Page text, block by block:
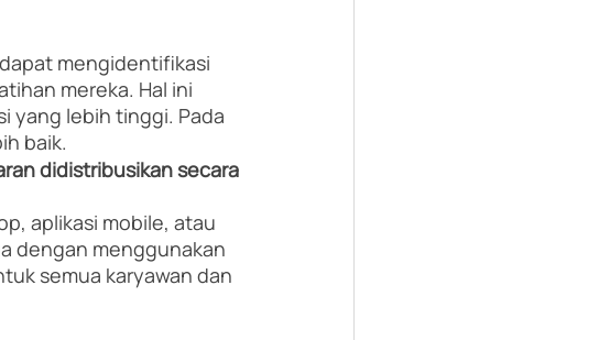
mengidentifikasi
mereka. Hal ini
yang lebih tinggi. Pada
baik.
didistribusikan secara
aplikasi mobile, atau
dengan menggunakan
semua karyawan dan